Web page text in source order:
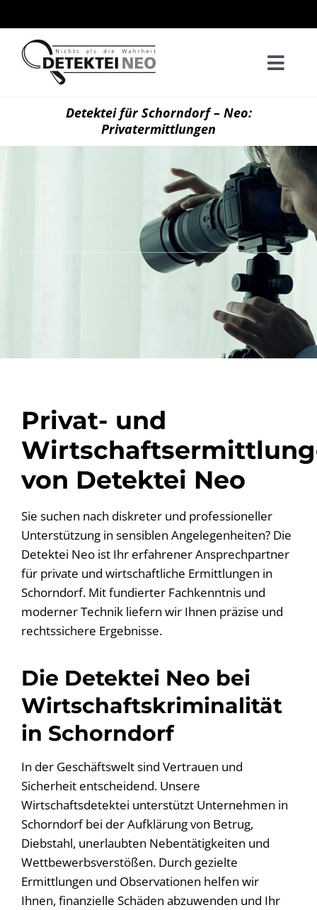
Inhalt
springen
Detektei für Schorndorf – Neo:
Privatermittlungen
Privat- und
von Detektei Neo
Sie suchen nach diskreter und professioneller
Unterstützung in sensiblen Angelegenheiten? Die
Detektei Neo ist Ihr erfahrener Ansprechpartner
für private und wirtschaftliche Ermittlungen in
Schorndorf. Mit fundierter Fachkenntnis und
moderner Technik liefern wir Ihnen präzise und
rechtssichere Ergebnisse.
Die Detektei Neo bei
Wirtschaftskriminalität
in Schorndorf
In der Geschäftswelt sind Vertrauen und
Sicherheit entscheidend. Unsere
Wirtschaftsdetektei unterstützt Unternehmen in
Schorndorf bei der Aufklärung von Betrug,
Diebstahl, unerlaubten Nebentätigkeiten und
Wettbewerbsverstößen. Durch gezielte
Ermittlungen und Observationen helfen wir
Ihnen, finanzielle Schäden abzuwenden und Ihr